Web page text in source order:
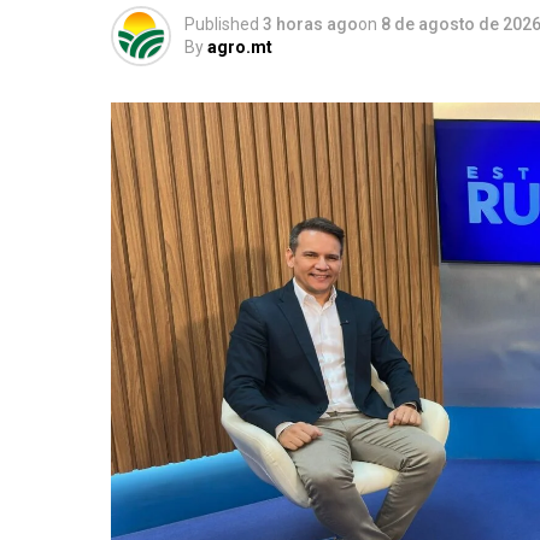
Published 3 horas agoon 8 de agosto de 2026
Byagro.mt